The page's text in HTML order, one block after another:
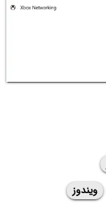
ویندوز